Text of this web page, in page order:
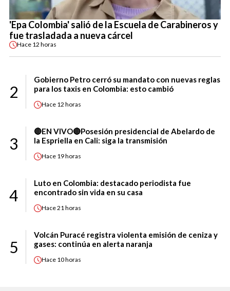
'Epa Colombia' salió de la Escuela de Carabineros y
fue trasladada a nueva cárcel
Hace 12 horas
2
Gobierno Petro cerró su mandato con nuevas reglas
para los taxis en Colombia: esto cambió
Hace 12 horas
3
🔴EN VIVO🔴Posesión presidencial de Abelardo de
la Espriella en Cali: siga la transmisión
Hace 19 horas
4
Luto en Colombia: destacado periodista fue
encontrado sin vida en su casa
Hace21 horas
5
Volcán Puracé registra violenta emisión de ceniza y
gases: continúa en alerta naranja
Hace 10 horas